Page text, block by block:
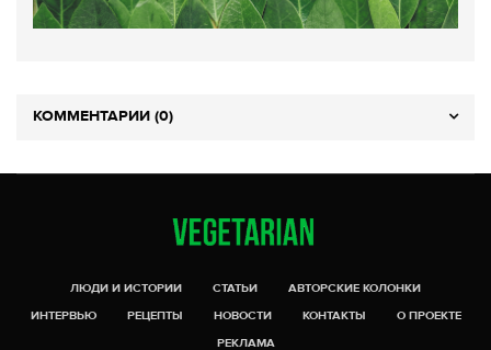
КОММЕНТАРИИ (0)
ЛЮДИ И ИСТОРИИ СТАТЬИ
АВТОРСКИЕ КОЛОНКИ
ИНТЕРВЬЮ
РЕЦЕПТЫ НОВОСТИ КОНТАКТЫ
О ПРОЕКТЕ
РЕКЛАМА